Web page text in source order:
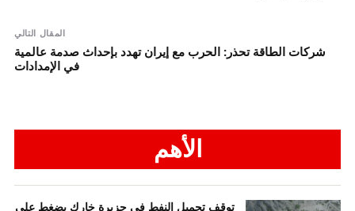
المقال التالي
شركات الطاقة تحذر: الحرب مع إيران تهدد بإحداث صدمة عالمية
في الإمدادات
الأهم
توقف تحميل النفط في جزيرة خارك يضغط على